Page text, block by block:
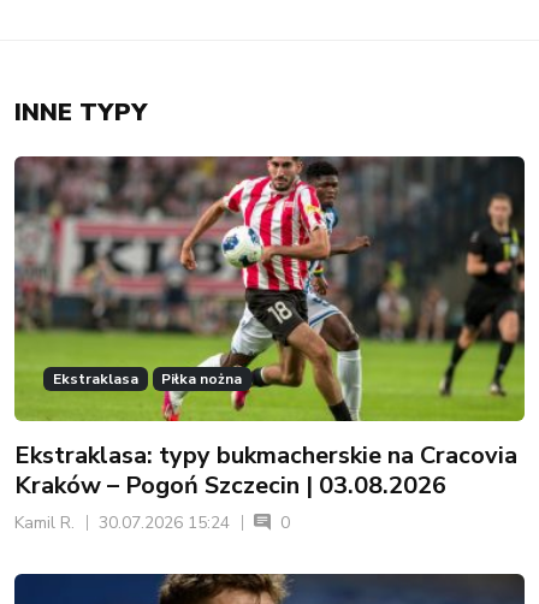
INNE TYPY
Ekstraklasa Piłka nożna
Ekstraklasa: typy bukmacherskie na Cracovia
Kraków – Pogoń Szczecin | 03.08.2026
Kamil R. 30.07.2026 15:24 0